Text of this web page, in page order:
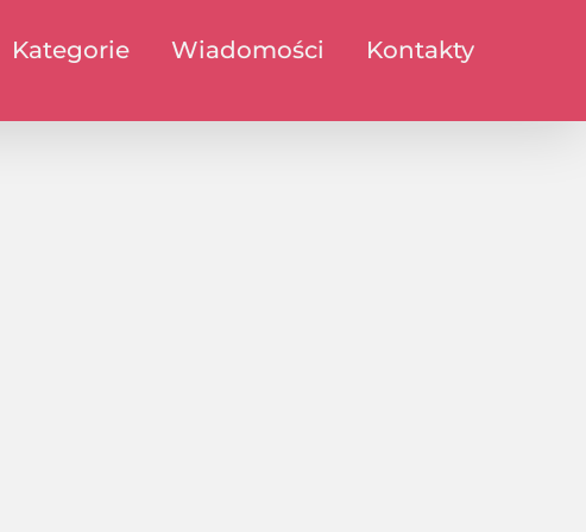
Kategorie Wiadomości Kontakty